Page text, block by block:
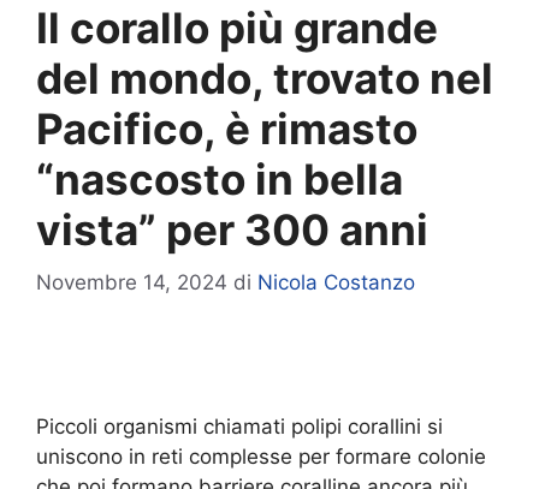
Il corallo più grande
del mondo, trovato nel
Pacifico, è rimasto
“nascosto in bella
vista” per 300 anni
Novembre 14, 2024 di Nicola Costanzo
Piccoli organismi chiamati polipi corallini si
uniscono in reti complesse per formare colonie